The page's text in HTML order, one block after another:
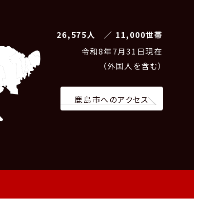
26,575人 ／ 11,000世帯
令和8年7月31日現在
（外国人を含む）
鹿島市へのアクセス